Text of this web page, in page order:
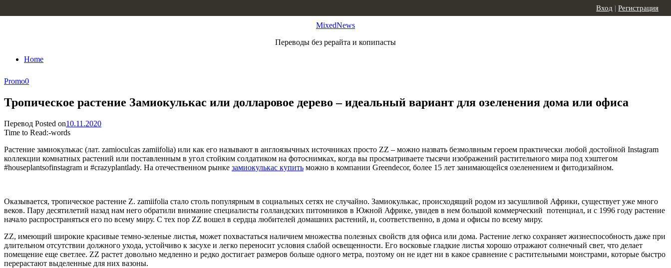
MixedNews
Переводы без рерайта и копипасты
Home
Вход | Регистрация
Promo0
Тропическое растение Замиокулькас или долларовое дерево – идеальный вариант для озеленения дома или офиса
Перевод Posted on10.11.2020
Time to Read:-words
Растение замиокулькас (лат. zamioculcas zamiifolia) или как его называют в англоязычных источниках просто ZZ – можно назвать безмолвным героем практически любой достойной Instagram
коллекции комнатных растений или поставленным в угол стойким солдатиком на фотоснимках, когда вы просматриваете тысячи изображений растительного мира под хэштегом
#houseplantsofinstagram и #crazyplantlady. На отечественном рынке замиокулькас купить можно в компании Greendecor, более 15 лет занимающейся озеленением и фитодизайном.
Оказывается, тропическое растение Z. zamiifolia стало столь популярным в социальных сетях не случайно. Замиокулькас, происходящий родом из засушливой Африки, существует уже много
веков. Пару десятилетий назад нам него обратили внимание специалисты голландских питомников в Южной Африке, увидев в нем большой коммерческий потенциал, и с 1996 году растение
начало распространяться его по всему миру. С тех пор ZZ вошел в сердца любителей домашних растений, и, соответственно, в дома и офисы по всему миру.
ZZ, имеющий широкие красивые темно-зеленые листья, может похвастаться наличием множества полезных свойств для офиса или дома. Растение легко сохраняет жизнеспособность даже при
длительном отсутствии должного ухода, устойчиво к засухе и легко переносит условия слабой освещенности. Его восковые гладкие листья хорошо отражают солнечный свет, что делает
помещение еще светлее. ZZ растет довольно медленно и редко достигает размеров больше одного метра, поэтому он не идет ни в какое сравнение с растительными монстрами, которые быстро
перерастают выделенные для них вазоны.